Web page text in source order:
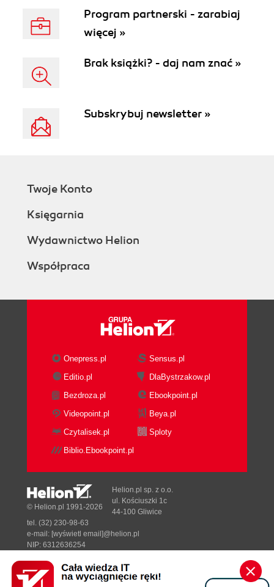
Program partnerski - zarabiaj
więcej »
Brak książki? - daj nam znać »
Subskrybuj newsletter »
Twoje Konto
Księgarnia
Wydawnictwo Helion
Współpraca
Onepress.pl
Sensus.pl
Editio.pl
DlaBystrzakow.pl
Bezdroza.pl
Ebookpoint.pl
Videopoint.pl
Beya.pl
Czytalisek.pl
Sploty
Biblio.Ebookpoint.pl
Designed with ♥ byTonik.pl
© Helion.pl 1991-2026
Helion.pl sp. z o.o.
ul. Kościuszki 1c
44-100 Gliwice
tel. (32) 230-98-63
e-mail: [wyświetl email]@helion.pl
NIP: 6312636254